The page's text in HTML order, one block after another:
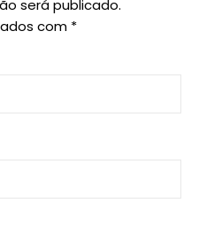
será publicado.
com *